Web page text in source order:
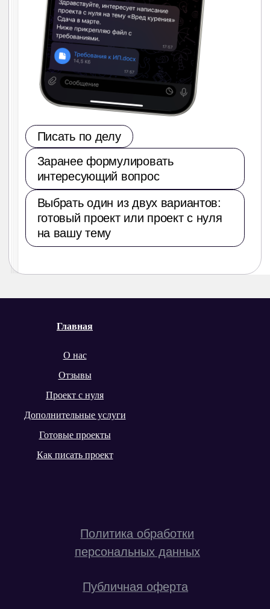
Главная
О нас
Отзывы
Проект с нуля
Дополнительные услуги
Готовые проекты
Как писать проект
ПРОЕКТУМ